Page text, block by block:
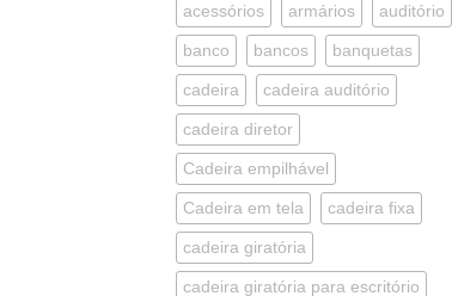
acessórios armários auditório
banco bancos banquetas
cadeira cadeira auditório
cadeira diretor
Cadeira empilhável
Cadeira em tela cadeira fixa
cadeira giratória
cadeira giratória para escritório